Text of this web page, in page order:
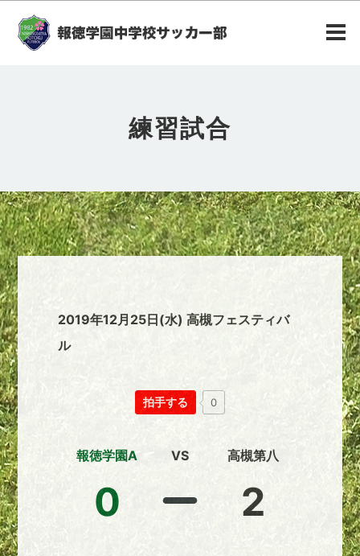
練習試合
2019年12月25日(水) 高槻フェスティバ
ル
拍手する 0
報徳学園A
0
VS 高槻第八
2